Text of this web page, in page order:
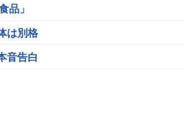
品」
は別格
音告白